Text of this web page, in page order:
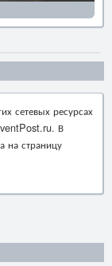
сетевых ресурсах
В
на страницу